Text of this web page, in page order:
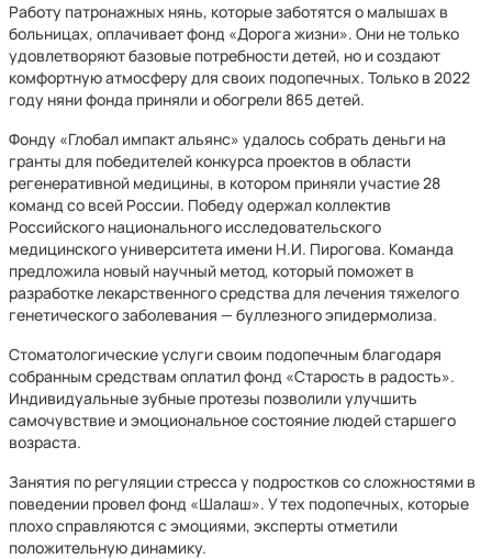
Работу патронажных нянь, которые заботятся о малышах в
больницах, оплачивает фонд «Дорога жизни». Они не только
удовлетворяют базовые потребности детей, но и создают
комфортную атмосферу для своих подопечных. Только в 2022
году няни фонда приняли и обогрели 865 детей.
Фонду «Глобал импакт альянс» удалось собрать деньги на
гранты для победителей конкурса проектов в области
регенеративной медицины, в котором приняли участие 28
команд со всей России. Победу одержал коллектив
Российского национального иссле­до­вательского
медицинского университета имени Н.И. Пирогова. Команда
пред­ло­жила новый научный метод, который поможет в
разработке лекарственного средства для лечения тяжелого
генетического заболевания — буллезного эпидермолиза.
Стоматологические услуги своим подопечным благодаря
собранным средствам оплатил фонд «Старость в радость».
Индивиду­аль­ные зубные протезы позволили улучшить
самочувствие и эмоциональное состояние людей старшего
возраста.
Занятия по регуляции стресса у подростков со сложностями в
поведении провел фонд «Шалаш». У тех подопечных, которые
плохо справляются с эмоциями, эксперты отметили
положительную динамику.